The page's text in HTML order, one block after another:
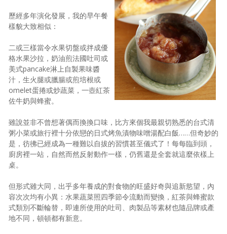
歷經多年演化發展，我的早午餐
樣貌大致相似：
二或三樣當令水果切盤或拌成優
格水果沙拉，奶油煎法國吐司或
美式pancake淋上自製果味醬
汁，生火腿或臘腸或煎培根或
omelet蛋捲或炒蔬菜，一壺紅茶
佐牛奶與蜂蜜。
雖說並非不曾想著偶而換換口味，比方來個我最親切熟悉的台式清
粥小菜或旅行裡十分依戀的日式烤魚漬物味噌湯配白飯……但奇妙的
是，彷彿已經成為一種難以自拔的習慣甚至儀式了！每每臨到頭，
廚房裡一站，自然而然反射動作一樣，仍舊還是全套就這麼依樣上
桌。
但形式雖大同，出乎多年養成的對食物的旺盛好奇與追新慾望，內
容次次均有小異：水果蔬菜照四季節令流動而變換，紅茶與蜂蜜款
式類別不斷輪替，即連所使用的吐司、肉製品等素材也隨品牌或產
地不同，頓頓都有新意。